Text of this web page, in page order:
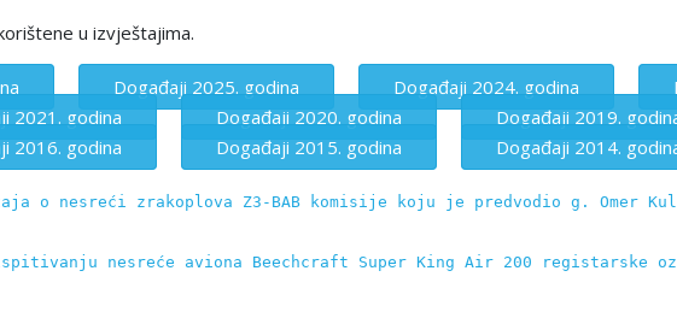
u izvještajima.
Događaji 2025. godina Događaji 2024. godina
2021. godina Događaji 2020. godina Događaji 2019.
2016. godina Događaji 2015. godina Događaji 2014.
o nesreći zrakoplova Z3-BAB komisije koju je predvodio g. Omer
nesreće aviona Beechcraft Super King Air 200 registarske